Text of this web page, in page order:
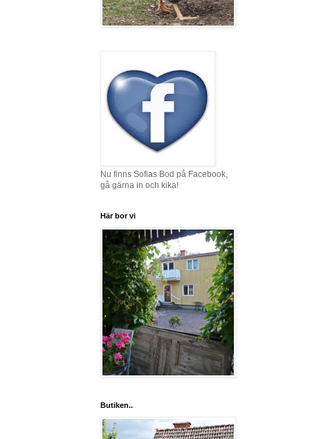
Nu finns Sofias Bod på Facebook,
gå gärna in och kika!
Här bor vi
Butiken..